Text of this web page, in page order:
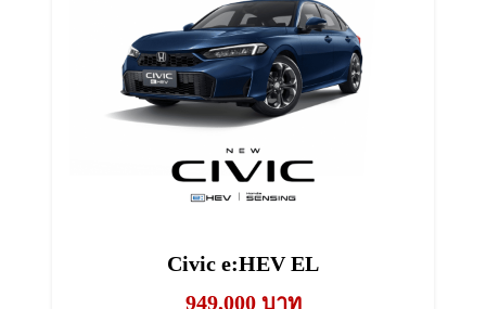
Civic e:HEV EL
949,000 บาท